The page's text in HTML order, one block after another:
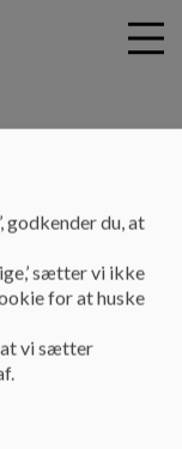
godkender du, at
sætter vi ikke
for at huske
at vi sætter